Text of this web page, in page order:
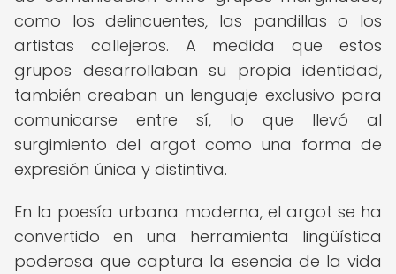
como los delincuentes, las pandillas o los
artistas callejeros. A medida que estos
grupos desarrollaban su propia identidad,
también creaban un lenguaje exclusivo para
comunicarse entre sí, lo que llevó al
surgimiento del argot como una forma de
expresión única y distintiva.
En la poesía urbana moderna, el argot se ha
convertido en una herramienta lingüística
poderosa que captura la esencia de la vida